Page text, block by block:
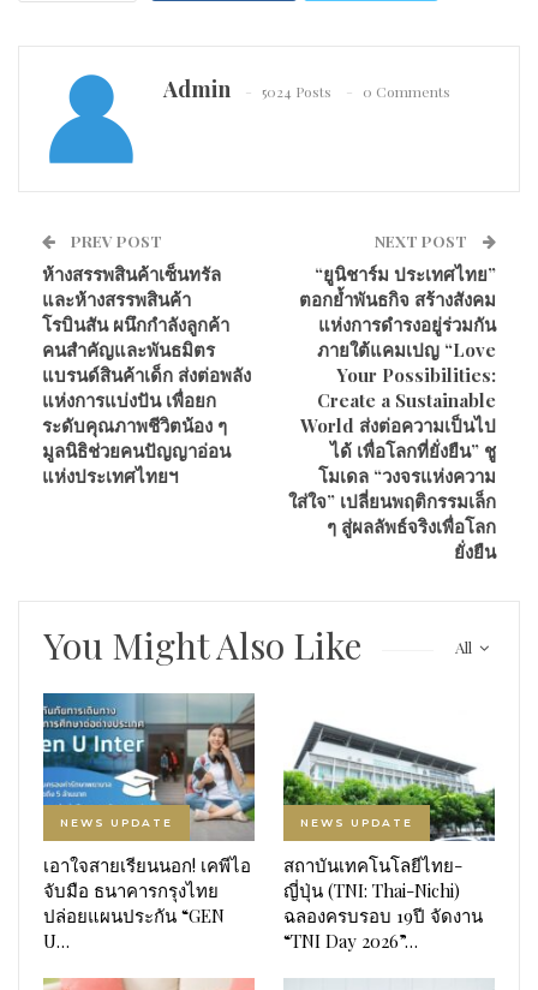
Admin 5024 Posts 0 Comments
PREV POST
ห้างสรรพสินค้าเซ็นทรัล
และห้างสรรพสินค้า
โรบินสัน ผนึกกำลังลูกค้า
คนสำคัญและพันธมิตร
แบรนด์สินค้าเด็ก ส่งต่อพลัง
แห่งการแบ่งปัน เพื่อยก
ระดับคุณภาพชีวิตน้อง ๆ
มูลนิธิช่วยคนปัญญาอ่อน
แห่งประเทศไทยฯ
NEXT POST
“ยูนิชาร์ม ประเทศไทย”
ตอกย้ำพันธกิจ สร้างสังคม
แห่งการดำรงอยู่ร่วมกัน
ภายใต้แคมเปญ “Love
Your Possibilities:
Create a Sustainable
World ส่งต่อความเป็นไป
ได้ เพื่อโลกที่ยั่งยืน” ชู
โมเดล “วงจรแห่งความ
ใส่ใจ” เปลี่ยนพฤติกรรมเล็ก
ๆ สู่ผลลัพธ์จริงเพื่อโลก
ยั่งยืน
All
You Might Also Like
NEWS UPDATE
เอาใจสายเรียนนอก! เคพีไอ
จับมือ ธนาคารกรุงไทย
ปล่อยแผนประกัน “GEN
U…
NEWS UPDATE
สถาบันเทคโนโลยีไทย-
ญี่ปุ่น (TNI: Thai-Nichi)
ฉลองครบรอบ 19ปี จัดงาน
“TNI Day 2026”…